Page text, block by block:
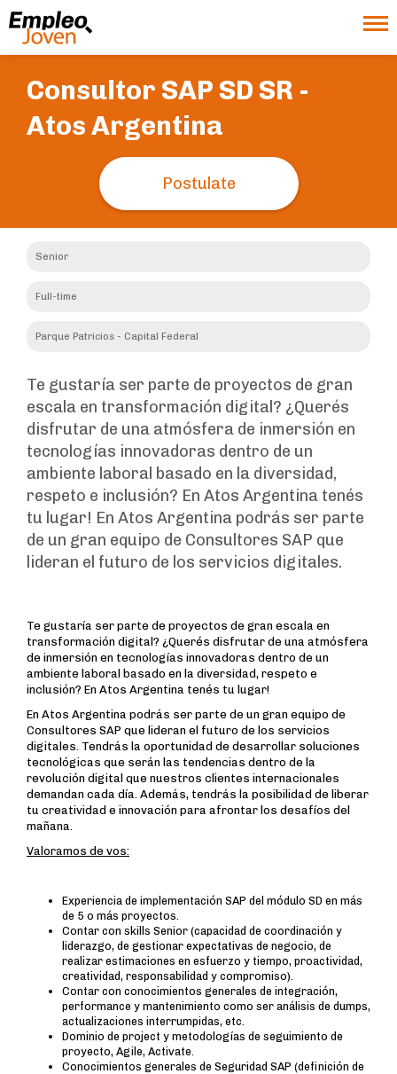
Consultor SAP SD SR -
Atos Argentina
Postulate
Senior
Full-time
Parque Patricios - Capital Federal
Te gustaría ser parte de proyectos de gran
escala en transformación digital? ¿Querés
disfrutar de una atmósfera de inmersión en
tecnologías innovadoras dentro de un
ambiente laboral basado en la diversidad,
respeto e inclusión? En Atos Argentina tenés
tu lugar! En Atos Argentina podrás ser parte
de un gran equipo de Consultores SAP que
lideran el futuro de los servicios digitales.
Te gustaría ser parte de proyectos de gran escala en
transformación digital? ¿Querés disfrutar de una atmósfera
de inmersión en tecnologías innovadoras dentro de un
ambiente laboral basado en la diversidad, respeto e
inclusión? En Atos Argentina tenés tu lugar!
En Atos Argentina podrás ser parte de un gran equipo de
Consultores SAP que lideran el futuro de los servicios
digitales. Tendrás la oportunidad de desarrollar soluciones
tecnológicas que serán las tendencias dentro de la
revolución digital que nuestros clientes internacionales
demandan cada día. Además, tendrás la posibilidad de liberar
tu creatividad e innovación para afrontar los desafíos del
mañana.
Valoramos de vos:
Experiencia de implementación SAP del módulo SD en más
de 5 o más proyectos.
Contar con skills Senior (capacidad de coordinación y
liderazgo, de gestionar expectativas de negocio, de
realizar estimaciones en esfuerzo y tiempo, proactividad,
creatividad, responsabilidad y compromiso).
Contar con conocimientos generales de integración,
performance y mantenimiento como ser análisis de dumps,
actualizaciones interrumpidas, etc.
Dominio de project y metodologías de seguimiento de
proyecto, Agile, Activate.
Conocimientos generales de Seguridad SAP (definición de